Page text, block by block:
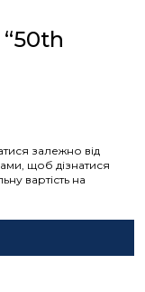
залежно від
щоб дізнатися
вартість на